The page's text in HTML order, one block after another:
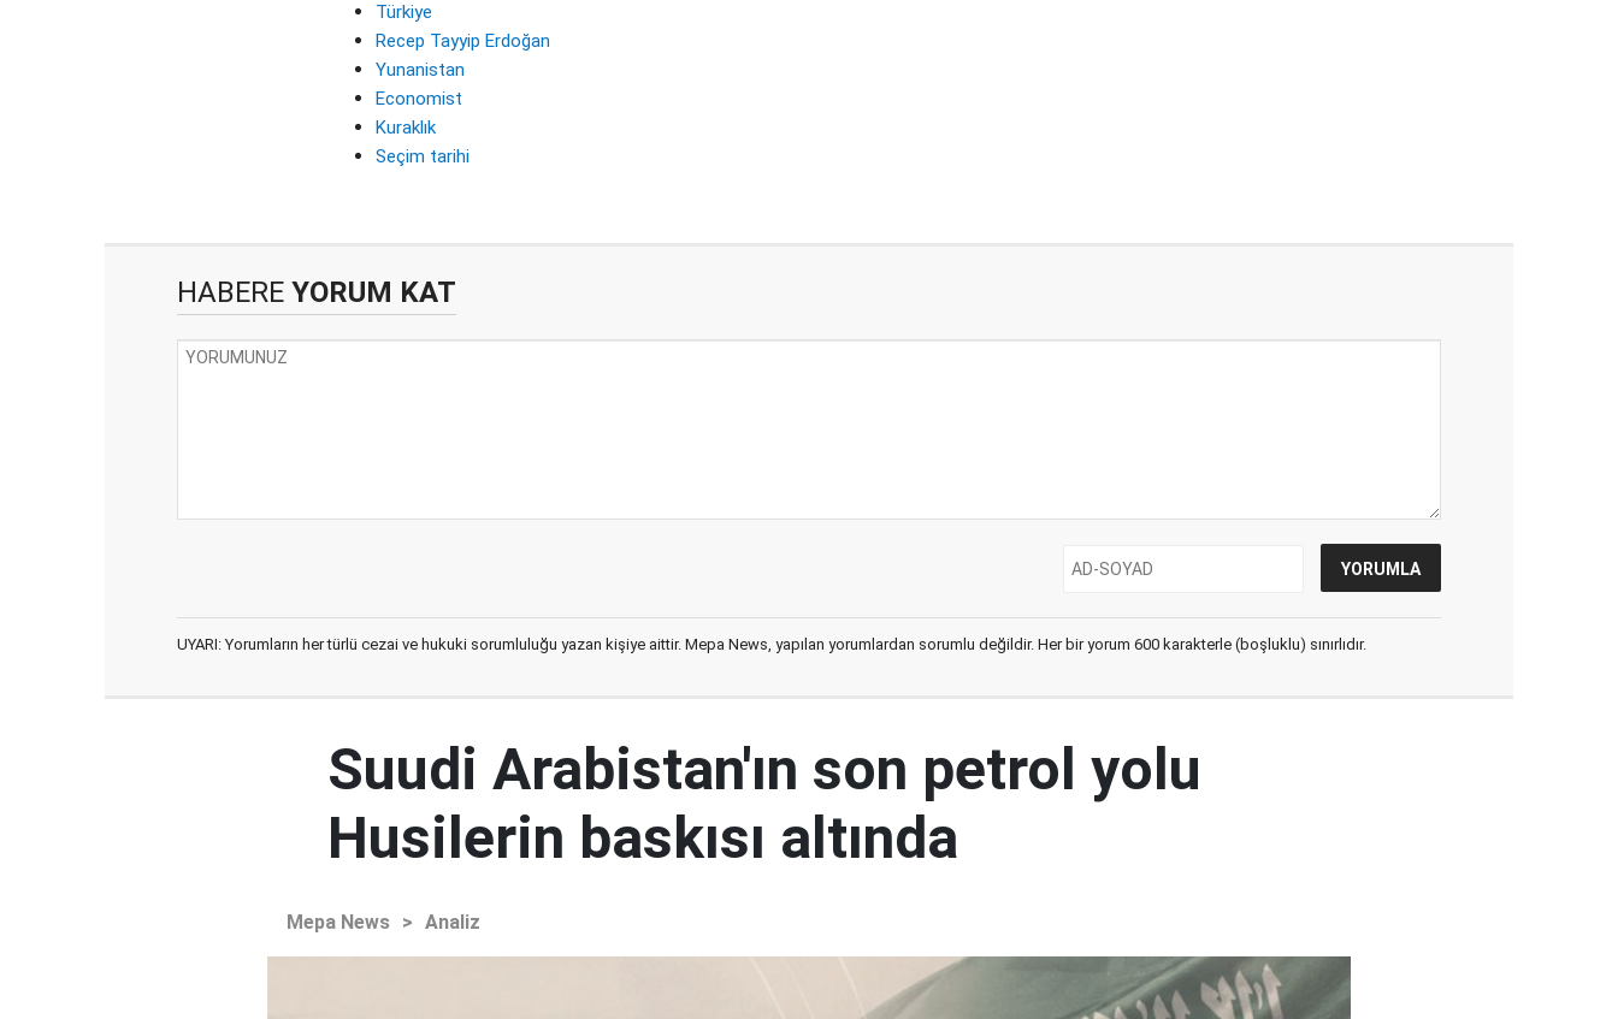
Türkiye
Recep Tayyip Erdoğan
Yunanistan
Economist
Kuraklık
Seçim tarihi
HABERE YORUM KAT
UYARI: Yorumların her türlü cezai ve hukuki sorumluluğu yazan kişiye aittir. Mepa News, yapılan yorumlardan sorumlu değildir. Her bir yorum 600 karakterle (boşluklu) sınırlıdır.
Suudi Arabistan'ın son petrol yolu
Husilerin baskısı altında
Mepa News > Analiz